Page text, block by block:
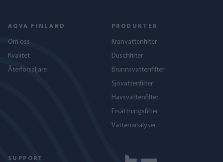
AQVA FINLAND
Om oss
Kvalitet
Återförsäljare
PRODUKTER
Kranvattenfilter
Duschfilter
Brunnsvattenfilter
Sjövattenfilter
Havs­vattenfilter
Ersättningsfilter
Vattenanalyser
SUPPORT